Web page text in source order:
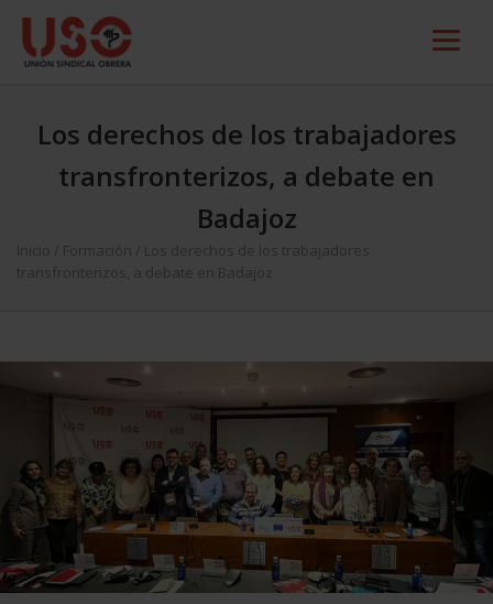
Los derechos de los trabajadores
transfronterizos, a debate en
Badajoz
Inicio Formación
Los derechos de los trabajadores
transfronterizos, a debate en Badajoz